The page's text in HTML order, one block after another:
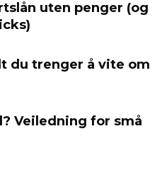
uten penger (og
du trenger å vite om
Veiledning for små